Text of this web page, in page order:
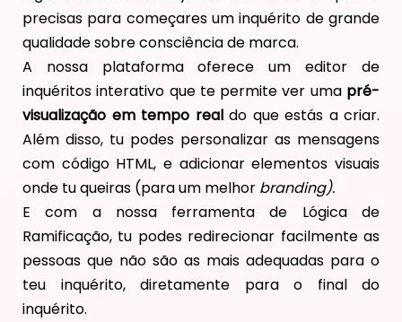
precisas para começares um inquérito de grande
qualidade sobre consciência de marca.
A nossa plataforma oferece um editor de
inquéritos interativo que te permite ver uma pré-
visualização em tempo real do que estás a criar.
Além disso, tu podes personalizar as mensagens
com código HTML, e adicionar elementos visuais
onde tu queiras (para um melhor branding).
E com a nossa ferramenta de Lógica de
Ramificação, tu podes redirecionar facilmente as
pessoas que não são as mais adequadas para o
teu inquérito, diretamente para o final do
inquérito.